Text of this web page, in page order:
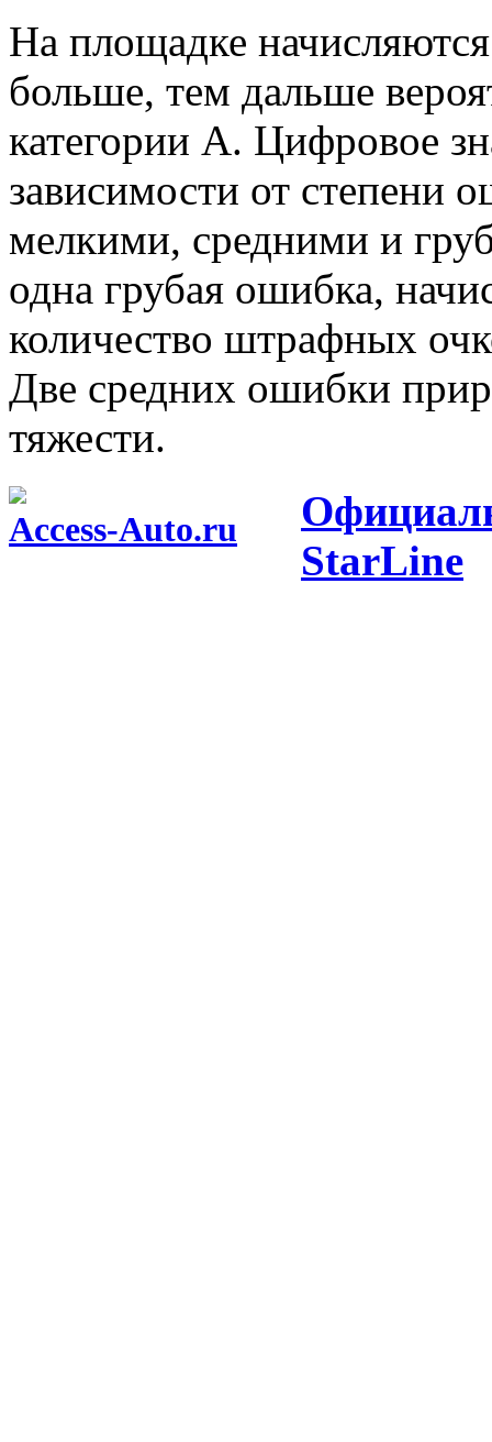
На площадке
больше, тем дальше
категории А. Цифровое
зависимости от степени
мелкими, средними и
одна грубая ошибка,
количество штрафных
Две средних ошибки
тяжести.
Access-Auto.ru
StarLine